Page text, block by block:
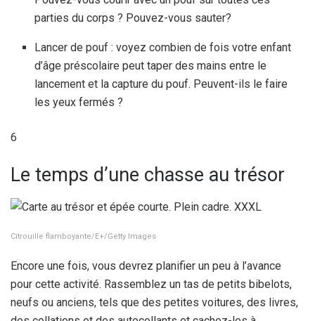
parties du corps ? Pouvez-vous sauter?
Lancer de pouf : voyez combien de fois votre enfant
d’âge préscolaire peut taper des mains entre le
lancement et la capture du pouf. Peuvent-ils le faire
les yeux fermés ?
6
Le temps d’une chasse au trésor
Citrouille flamboyante/E+/Getty Images
Encore une fois, vous devrez planifier un peu à l’avance
pour cette activité. Rassemblez un tas de petits bibelots,
neufs ou anciens, tels que des petites voitures, des livres,